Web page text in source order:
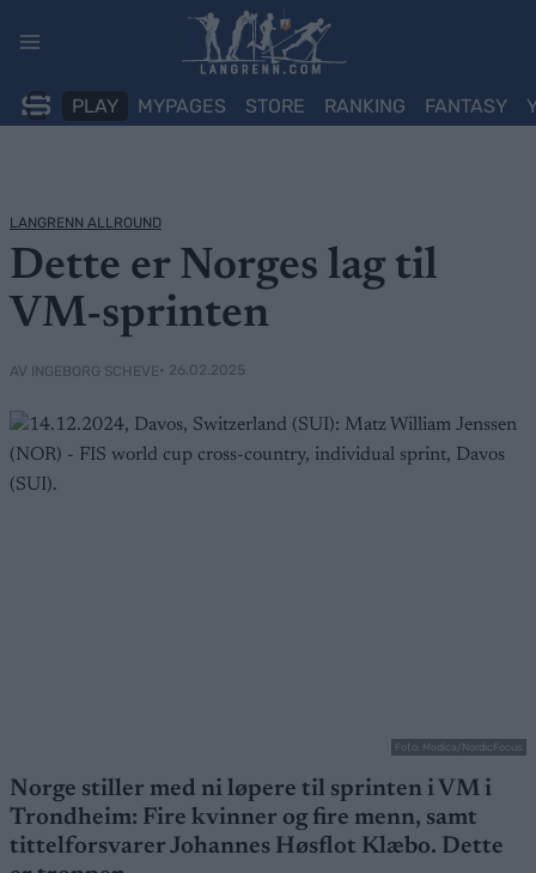
PLAY MYPAGES STORE RANKING FANTASY
LANGRENN ALLROUND
Dette er Norges lag til
VM-sprinten
AV INGEBORG SCHEVE• 26.02.2025
Foto: Modica/NordicFocus
Norge stiller med ni løpere til sprinten i VM i
Trondheim: Fire kvinner og fire menn, samt
tittelforsvarer Johannes Høsflot Klæbo. Dette